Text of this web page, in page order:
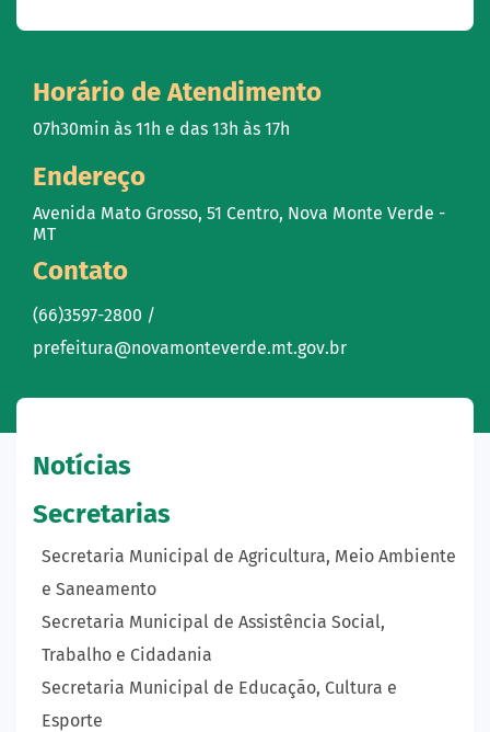
Horário de Atendimento
07h30min às 11h e das 13h às 17h
Endereço
Avenida Mato Grosso, 51 Centro, Nova Monte Verde -
MT
Contato
(66)3597-2800 /
prefeitura@novamonteverde.mt.gov.br
Notícias
Secretarias
Secretaria Municipal de Agricultura, Meio Ambiente
e Saneamento
Secretaria Municipal de Assistência Social,
Trabalho e Cidadania
Secretaria Municipal de Educação, Cultura e
Esporte